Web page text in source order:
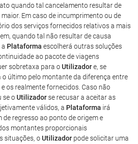
quando tal cancelamento resultar de
Em caso de incumprimento ou de
dos serviços fornecidos relativos a mais
quando tal não resultar de causa
a Plataforma escolherá outras soluções
ao pacote de viagens
sobretaxa para oUtilizadore, se
o último pelo montante da diferença entre
os realmente fornecidos. Caso não
se oUtilizadorse recusar a aceitar as
válidos, a Plataforma irá
de regresso ao ponto de origem e
montantes proporcionais
situações, oUtilizador pode solicitar uma